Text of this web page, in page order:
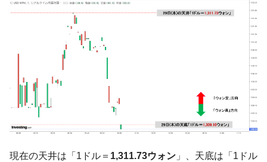
『Money1』
韓国政府「2035年までに18.4GW規模のAIデ
ータセンター整備」⇒ だから無理だってば。
JPモルガン「韓国レバレッジETFの清算は
ほぼ終わった」
『Money1』
韓国『国民年金公団』株価暴落で200兆蒸
『Money1』
韓国政府「ニセＫ-ブランドを通報しようキ
ャンペーン」⇒ あの名物教授も登場！
ぎ」では。
現在の天井は「1ドル＝ 1,311.73ウォン 」、天底は「1ドル